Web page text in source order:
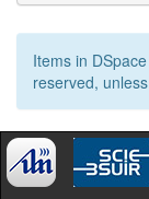
Items in
reserved,